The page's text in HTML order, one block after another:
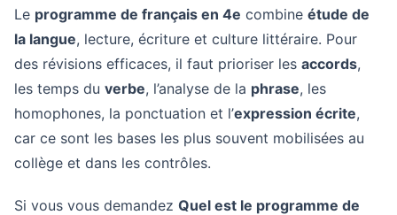
Le programme de français en 4e combine étude de
la langue, lecture, écriture et culture littéraire. Pour
des révisions efficaces, il faut prioriser les accords,
les temps du verbe, l’analyse de la phrase, les
homophones, la ponctuation et l’expression écrite,
car ce sont les bases les plus souvent mobilisées au
collège et dans les contrôles.
Si vous vous demandez Quel est le programme de